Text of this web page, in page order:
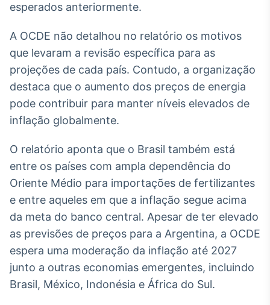
Curadoria
Curadoria de
conteúdos
noticiosos
Soluções de
Tecnologia
Monitoramento
inteligente de
notícias e
conteúdos
Broadcast
Fundos
A melhor
plataforma para
analisar fundos
de investimento
no Brasil
esperados anteriormente.
A OCDE não detalhou no relatório os motivos
que levaram a revisão específica para as
projeções de cada país. Contudo, a organização
destaca que o aumento dos preços de energia
pode contribuir para manter níveis elevados de
inflação globalmente.
O relatório aponta que o Brasil também está
entre os países com ampla dependência do
Oriente Médio para importações de fertilizantes
e entre aqueles em que a inflação segue acima
da meta do banco central. Apesar de ter elevado
as previsões de preços para a Argentina, a OCDE
espera uma moderação da inflação até 2027
junto a outras economias emergentes, incluindo
Brasil, México, Indonésia e África do Sul.